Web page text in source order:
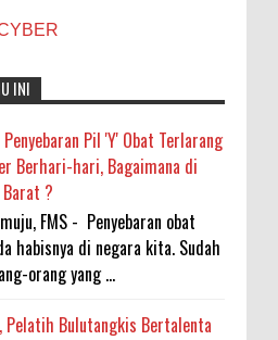
INI
Penyebaran Pil 'Y' Obat Terlarang
Berhari-hari, Bagaimana di
?
FMS - Penyebaran obat
habisnya di negara kita. Sudah
orang yang ...
Pelatih Bulutangkis Bertalenta